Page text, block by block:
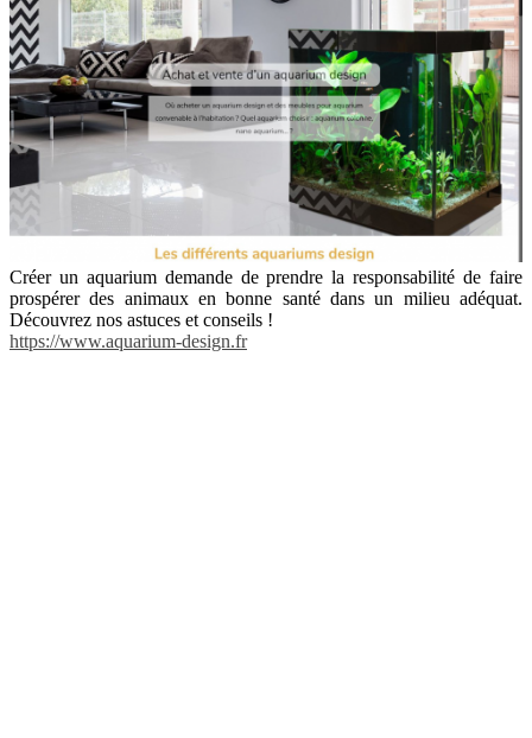
Créer un aquarium demande de prendre la responsabilité de faire
prospérer des animaux en bonne santé dans un milieu adéquat.
Découvrez nos astuces et conseils !
https://www.aquarium-design.fr